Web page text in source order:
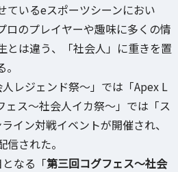
ているeスポーツシーンにおい
ロのプレイヤーや趣味に多くの情
とは違う、「社会人」に重きを置
レジェンド祭～」では「Apex L
ス～社会人イカ祭～」では「ス
イン対戦イベントが開催され、
された。
なる「第三回コグフェス～社会